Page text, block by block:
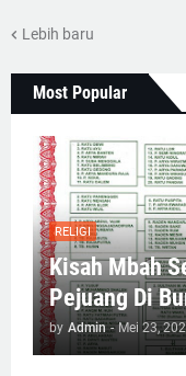
Lebih baru
Most Popular
RELIGI
Kisah Mbah
Pejuang Di
by Admin - Mei 23,